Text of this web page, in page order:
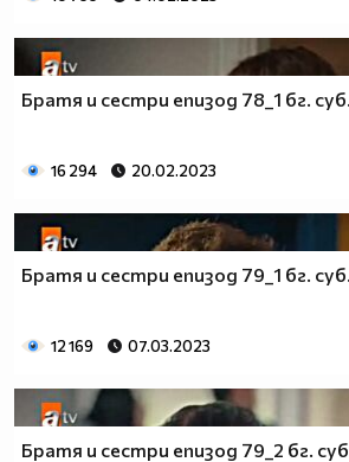
Братя и сестри епизод 78_1 бг. суб.
16 294 20.02.2023
Братя и сестри епизод 79_1 бг. суб.
12 169 07.03.2023
Братя и сестри епизод 79_2 бг. суб.